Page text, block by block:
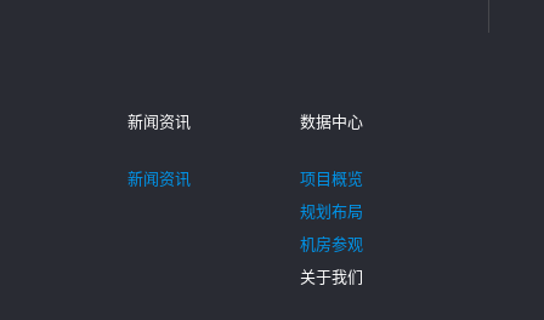
新闻资讯
新闻资讯
数据中心
项目概览
规划布局
机房参观
关于我们